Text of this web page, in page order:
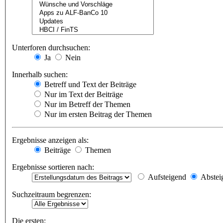
Unterforen durchsuchen:
Ja
Nein
Innerhalb suchen:
Betreff und Text der Beiträge
Nur im Text der Beiträge
Nur im Betreff der Themen
Nur im ersten Beitrag der Themen
Ergebnisse anzeigen als:
Beiträge
Themen
Ergebnisse sortieren nach:
Aufsteigend
Suchzeitraum begrenzen:
Die ersten: